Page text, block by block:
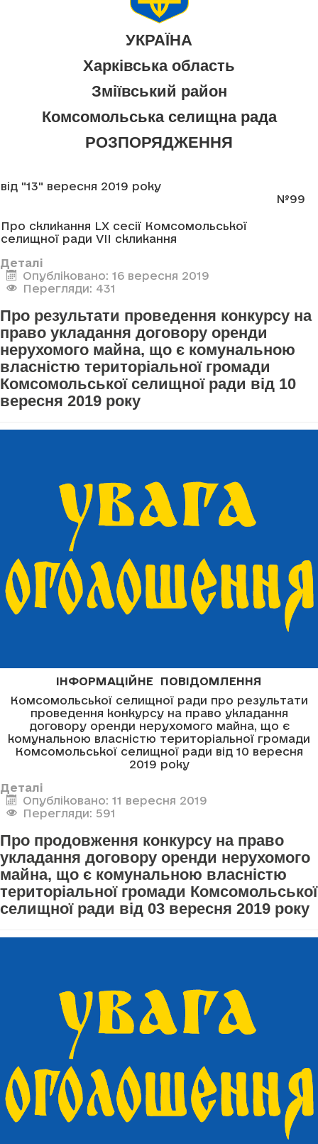
УКРАЇНА
Харківська область
Зміївський район
Комсомольська селищна рада
РОЗПОРЯДЖЕННЯ
від "13" вересня 2019 року
№99
Про скликання LX сесії Комсомольської
селищної ради VII скликання
Деталі
Опубліковано: 16 вересня 2019
Перегляди: 431
Про результати проведення конкурсу на
право укладання договору оренди
нерухомого майна, що є комунальною
власністю територіальної громади
Комсомольської селищної ради від 10
вересня 2019 року
ІНФОРМАЦІЙНЕ ПОВІДОМЛЕННЯ
Комсомольської селищної ради про результати
проведення конкурсу на право укладання
договору оренди нерухомого майна, що є
комунальною власністю територіальної громади
Комсомольської селищної ради від 10 вересня
2019 року
Деталі
Опубліковано: 11 вересня 2019
Перегляди: 591
Про продовження конкурсу на право
укладання договору оренди нерухомого
майна, що є комунальною власністю
територіальної громади Комсомольської
селищної ради від 03 вересня 2019 року